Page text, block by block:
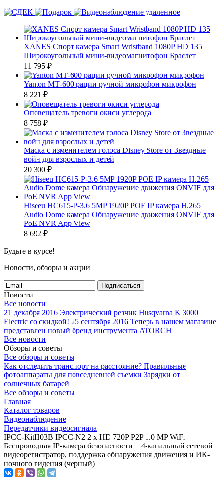
XANES Спорт камера Smart Wristband 1080P HD 135
Широкоугольный мини-видеомагнитофон Браслет
11 795 ₽
Yanton МТ-600 рации ручной микрофон микрофон
8 221 ₽
Оповещатель тревоги окиси углерода
8 758 ₽
Маска с изменителем голоса Disney Store от Звездные
войн для взрослых и детей
20 300 ₽
Hiseeu HC615-P-3.6 5MP 1920P POE IP камера H.265
Audio Dome камера Обнаружение движения ONVIF для
PoE NVR App View
8 692 ₽
Будьте в курсе!
Новости, обзоры и акции
Подписаться
Новости
Все новости
21 декабря 2016 Электрический резчик Husqvarna K 3000
Electric со скидкой! 25 сентября 2016 Теперь в нашем магазине
представлен новый бренд инструмента ATORCH
Все новости
Обзоры и советы
Все обзоры и советы
Как отследить транспорт на расстояние? Правильные
фотоаппараты для повседневной съемки Зарядки от
солнечных батарей
Все обзоры и советы
Главная
Каталог товаров
Видеонаблюдение
Передатчики видеосигнала
IPCC-KitH03B IPCC-N2 2 x HD 720P P2P 1.0 MP WiFi
Беспроводная IP-камера безопасности + 4-канальный сетевой
видеорегистратор, поддержка обнаружения движения и ИК-
ночного видения (черный)